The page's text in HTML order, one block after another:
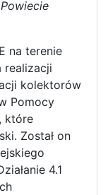
na terenie
realizacji
kolektorów
Pomocy
które
Został on
4.1